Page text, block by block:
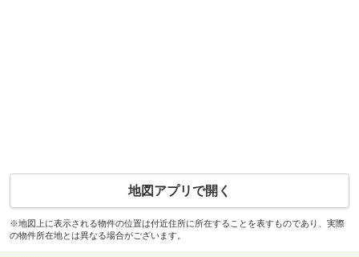
地図アプリで開く
※地図上に表示される物件の位置は付近住所に所在することを表すものであり、実際
の物件所在地とは異なる場合がございます。